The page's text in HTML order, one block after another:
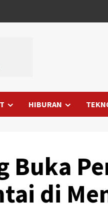
HIBURAN
Buka
di